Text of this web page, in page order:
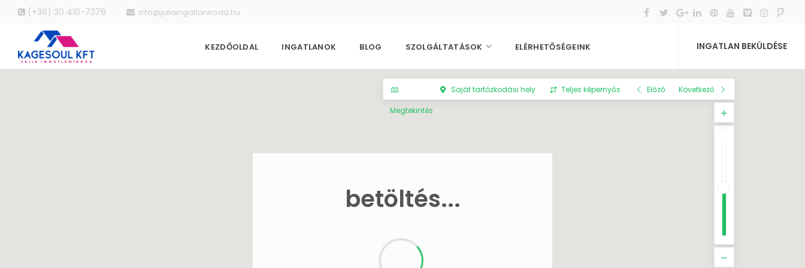
(+36) 30 410-7378 info@juliaingatlaniroda.hu
INGATLAN BEKÜLDÉSE
KEZDŐOLDAL INGATLANOK BLOG SZOLGÁLTATÁSOK ELÉRHETŐSÉGEINK
betöltés...
Megtekintés
Saját tartózkodási hely Teljes képernyős Előző Következő